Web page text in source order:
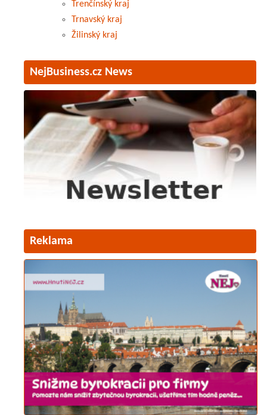
Trenčínský kraj
Trnavský kraj
Žilinský kraj
NejBusiness.cz News
Reklama